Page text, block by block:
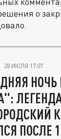
о
28 ИЮЛЯ 17:07
НОЧЬ
ПОСЛЕ